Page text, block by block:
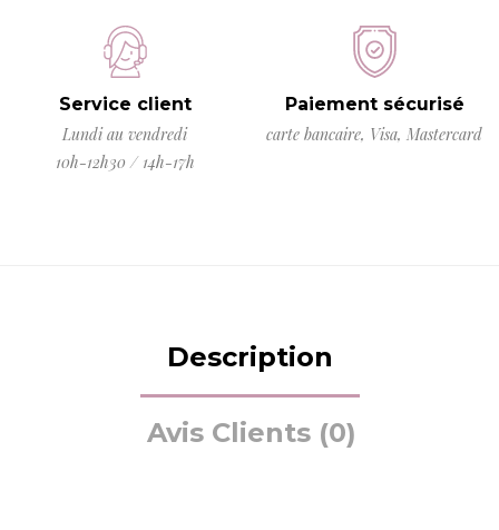
Service client
Lundi au vendredi
10h-12h30 / 14h-17h
Paiement sécurisé
carte bancaire, Visa, Mastercard
Description
Avis Clients (0)